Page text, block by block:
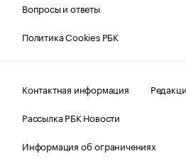
Вопросы и ответы
Политика Cookies РБК
Контактная информация
Рассылка РБК Новости
Информация об ограничениях